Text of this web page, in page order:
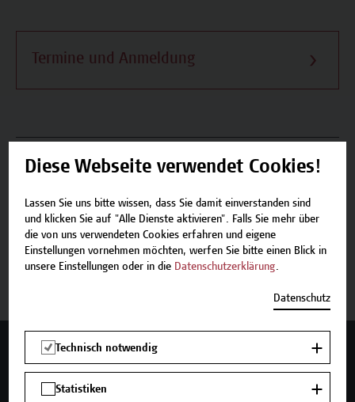
Termine und Anmeldung
Beschreibung
Termine und Anmeldung
Jetzt anmelden
Mehr Infos gewünscht?
Diese Webseite verwendet Cookies!
Lassen Sie uns bitte wissen, dass Sie damit einverstanden sind
und klicken Sie auf "Alle Dienste aktivieren". Falls Sie mehr über
die von uns verwendeten Cookies erfahren und eigene
Einstellungen vornehmen möchten, werfen Sie bitte einen Blick in
unsere Einstellungen oder in die Datenschutzerklärung.
Datenschutz
Technisch notwendig
Statistiken